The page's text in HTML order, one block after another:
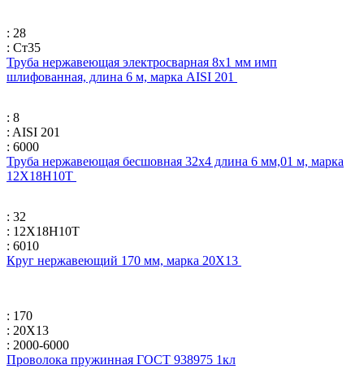
: 28
: Ст35
Труба нержавеющая электросварная 8х1 мм имп
шлифованная, длина 6 м, марка AISI 201
: 8
: AISI 201
: 6000
Труба нержавеющая бесшовная 32х4 длина 6 мм,01 м, марка
12Х18Н10Т
: 32
: 12Х18Н10Т
: 6010
Круг нержавеющий 170 мм, марка 20Х13
: 170
: 20Х13
: 2000-6000
Проволока пружинная ГОСТ 938975 1кл